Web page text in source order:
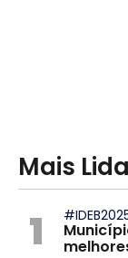
Mais
1